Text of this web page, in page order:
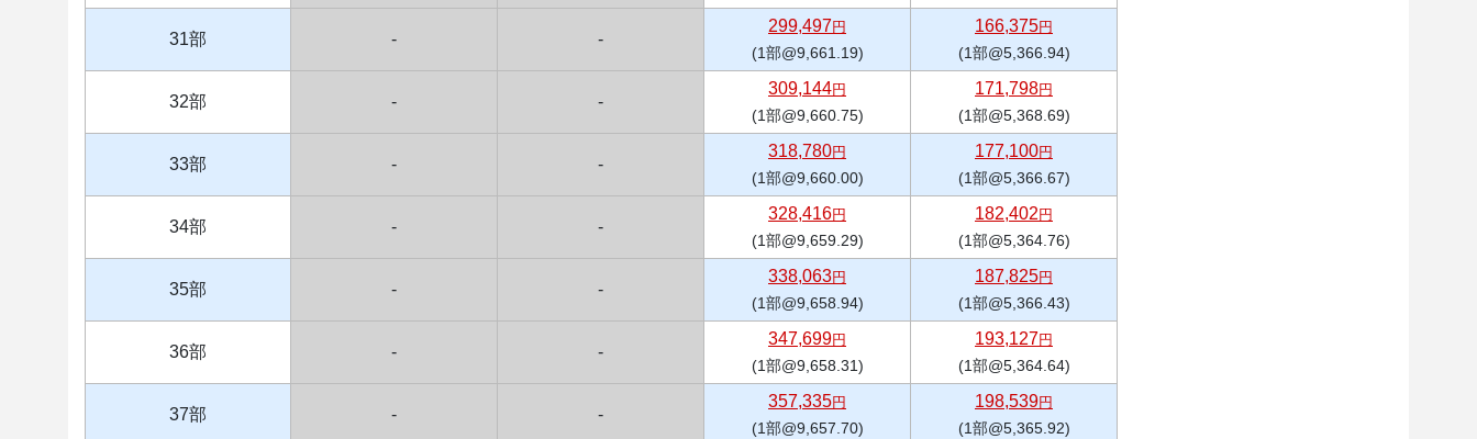
31部 - -
299,497円
(1部@9,661.19)
166,375円
(1部@5,366.94)
32部 - -
309,144円
(1部@9,660.75)
171,798円
(1部@5,368.69)
33部 - -
318,780円
(1部@9,660.00)
177,100円
(1部@5,366.67)
34部 - -
328,416円
(1部@9,659.29)
182,402 円
(1部@5,364.76)
35部 - -
338,063円
(1部@9,658.94)
187,825円
(1部@5,366.43)
36部 - -
347,699円
(1部@9,658.31)
193,127円
(1部@5,364.64)
37部 - -
357,335円
(1部@9,657.70)
198,539円
(1部@5,365.92)